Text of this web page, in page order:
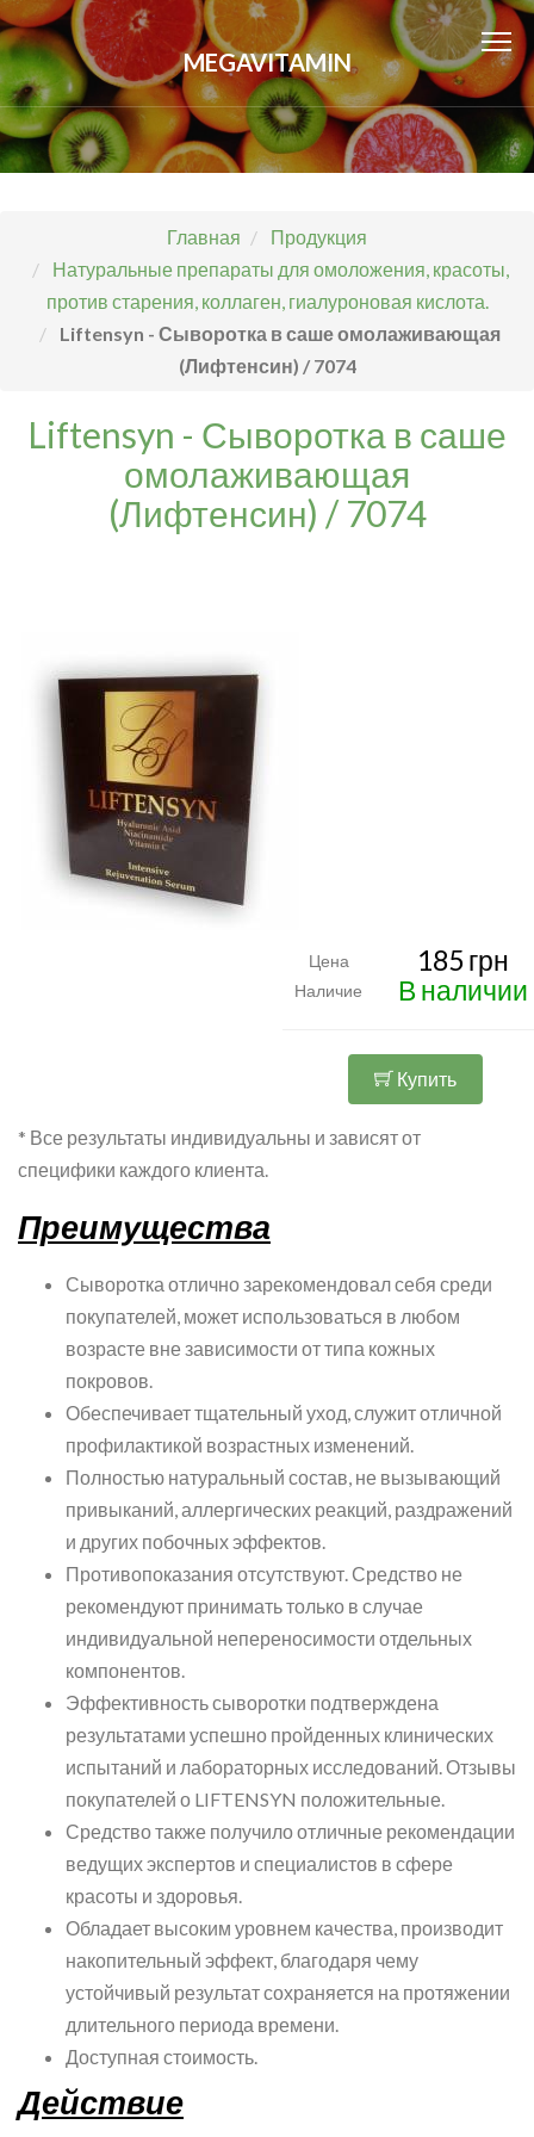
MEGAVITAMIN
Главная
Продукция
Натуральные препараты для омоложения, красоты,
против старения, коллаген, гиалуроновая кислота.
Liftensyn - Сыворотка в саше омолаживающая
(Лифтенсин) / 7074
Liftensyn - Сыворотка в саше
омолаживающая
(Лифтенсин) / 7074
Цена 185 грн
Наличие В наличии
Купить
* Все результаты индивидуальны и зависят от
специфики каждого клиента.
Преимущества
Сыворотка отлично зарекомендовал себя среди
покупателей, может использоваться в любом
возрасте вне зависимости от типа кожных
покровов.
Обеспечивает тщательный уход, служит отличной
профилактикой возрастных изменений.
Полностью натуральный состав, не вызывающий
привыканий, аллергических реакций, раздражений
и других побочных эффектов.
Противопоказания отсутствуют. Средство не
рекомендуют принимать только в случае
индивидуальной непереносимости отдельных
компонентов.
Эффективность сыворотки подтверждена
результатами успешно пройденных клинических
испытаний и лабораторных исследований. Отзывы
покупателей о LIFTENSYN положительные.
Средство также получило отличные рекомендации
ведущих экспертов и специалистов в сфере
красоты и здоровья.
Обладает высоким уровнем качества, производит
накопительный эффект, благодаря чему
устойчивый результат сохраняется на протяжении
длительного периода времени.
Доступная стоимость.
Действие